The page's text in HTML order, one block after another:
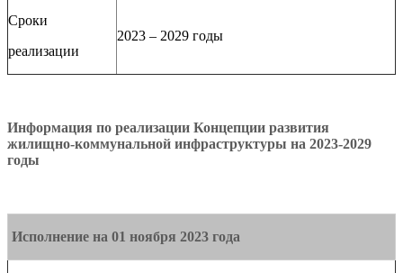
Сроки
реализации
2023 – 2029 годы
Информация по реализации Концепции развития
жилищно-коммунальной инфраструктуры на 2023-2029
годы
Исполнение на 01 ноября 2023 года